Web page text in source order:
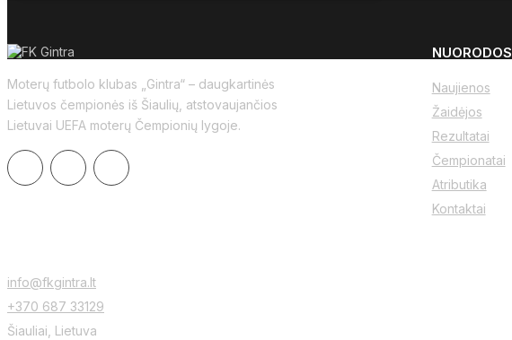
Moterų futbolo klubas „Gintra“ – daugkartinės
Lietuvos čempionės iš Šiaulių, atstovaujančios
Lietuvai UEFA moterų Čempionių lygoje.
NUORODOS
Naujienos
Žaidėjos
Rezultatai
Čempionatai
Atributika
Kontaktai
info@fkgintra.lt
+370 687 33129
Šiauliai, Lietuva